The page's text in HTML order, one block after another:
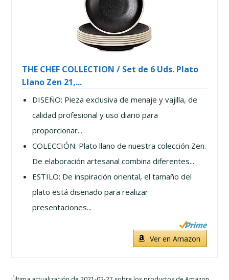
THE CHEF COLLECTION / Set de 6 Uds. Plato
Llano Zen 21,...
DISEÑO: Pieza exclusiva de menaje y vajilla, de
calidad profesional y uso diario para
proporcionar...
COLECCIÓN: Plato llano de nuestra colección Zen.
De elaboración artesanal combina diferentes...
ESTILO: De inspiración oriental, el tamaño del
plato está diseñado para realizar
presentaciones...
Ver en Amazon